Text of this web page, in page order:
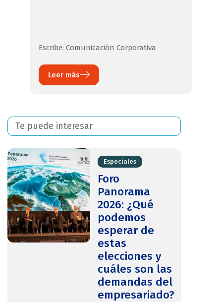
Escribe: Comunicación Corporativa
Leer más
Te puede interesar
Especiales
Foro
Panorama
2026: ¿Qué
podemos
esperar de
estas
elecciones y
cuáles son las
demandas del
empresariado?